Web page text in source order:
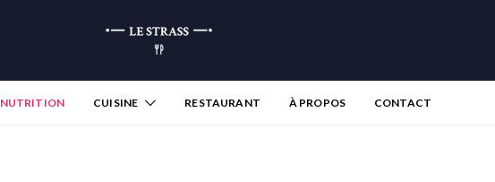
NUTRITION CUISINE RESTAURANT À PROPOS CONTACT